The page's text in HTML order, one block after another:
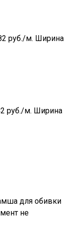
руб./м. Ширина
руб./м. Ширина
для обивки
не